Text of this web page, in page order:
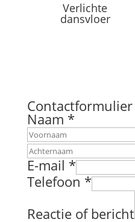
Verlichte
dansvloer
Contactformulier
Naam *
E-mail *
Telefoon *
Reactie of bericht